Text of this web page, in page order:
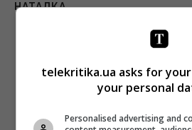
НАТАЛКА
КЕРІВНИК СТУДІЇ
telekritika.ua asks for
your personal
Personalised advertising and